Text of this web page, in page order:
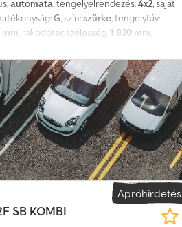
automata, tengelyelrendezés:4x2, saját
G, szín:szürke, tengelytáv:
mm, rakodótér szélesség:1 830 mm,
kg, rakteret (H x SZ x M): 4,118 mm x
elektronikus stabilitásvezérlő (ESP),
fűtés időzítővel, LED fényszórók,
kijelző: MFA+, USB-
tolatókamera, esőszenzor,
állíthatóak és fűthetőek,
üvegek, ikerkerekek, fény- és
tolóajtó jobbra, indulási asszisztens
kanyarodó fényszóró, gumi
közlekedési táblák
oszlopon, ergoActive vezetőülés elöl bal
ablakcsomag, elválasztófal
Apróhirdetés
SB KOMBI